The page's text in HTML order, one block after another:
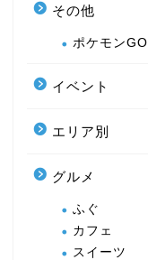
その他
ポケモンGO
イベント
エリア別
グルメ
ふぐ
カフェ
スイーツ